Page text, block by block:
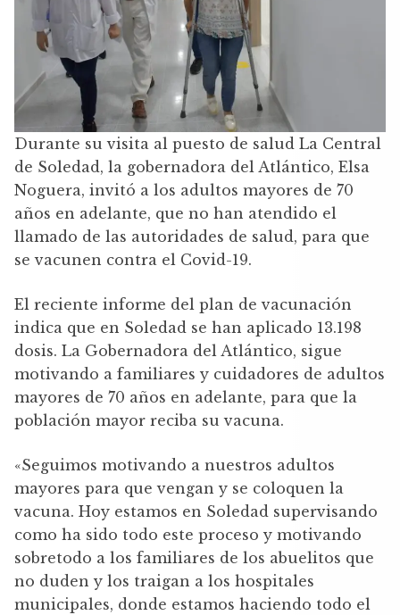
Durante su visita al puesto de salud La Central
de Soledad, la gobernadora del Atlántico, Elsa
Noguera, invitó a los adultos mayores de 70
años en adelante, que no han atendido el
llamado de las autoridades de salud, para que
se vacunen contra el Covid-19.
El reciente informe del plan de vacunación
indica que en Soledad se han aplicado 13.198
dosis. La Gobernadora del Atlántico, sigue
motivando a familiares y cuidadores de adultos
mayores de 70 años en adelante, para que la
población mayor reciba su vacuna.
«Seguimos motivando a nuestros adultos
mayores para que vengan y se coloquen la
vacuna. Hoy estamos en Soledad supervisando
como ha sido todo este proceso y motivando
sobretodo a los familiares de los abuelitos que
no duden y los traigan a los hospitales
municipales, donde estamos haciendo todo el